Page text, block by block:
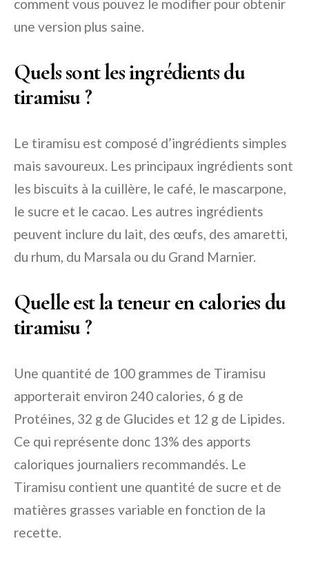
comment vous pouvez le modifier pour obtenir
une version plus saine.
Quels sont les ingrédients du
tiramisu ?
Le tiramisu est composé d’ingrédients simples
mais savoureux. Les principaux ingrédients sont
les biscuits à la cuillère, le café, le mascarpone,
le sucre et le cacao. Les autres ingrédients
peuvent inclure du lait, des œufs, des amaretti,
du rhum, du Marsala ou du Grand Marnier.
Quelle est la teneur en calories du
tiramisu ?
Une quantité de 100 grammes de Tiramisu
apporterait environ 240 calories, 6 g de
Protéines, 32 g de Glucides et 12 g de Lipides.
Ce qui représente donc 13% des apports
caloriques journaliers recommandés. Le
Tiramisu contient une quantité de sucre et de
matières grasses variable en fonction de la
recette.